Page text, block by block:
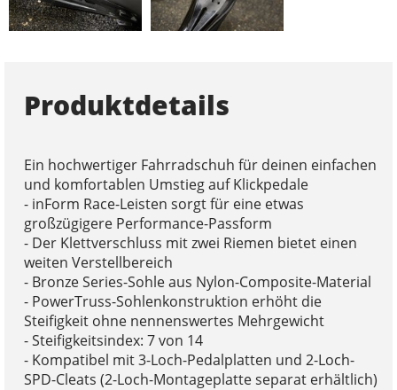
Produktdetails
Ein hochwertiger Fahrradschuh für deinen einfachen
und komfortablen Umstieg auf Klickpedale
- inForm Race-Leisten sorgt für eine etwas
großzügigere Performance-Passform
- Der Klettverschluss mit zwei Riemen bietet einen
weiten Verstellbereich
- Bronze Series-Sohle aus Nylon-Composite-Material
- PowerTruss-Sohlenkonstruktion erhöht die
Steifigkeit ohne nennenswertes Mehrgewicht
- Steifigkeitsindex: 7 von 14
- Kompatibel mit 3-Loch-Pedalplatten und 2-Loch-
SPD-Cleats (2-Loch-Montageplatte separat erhältlich)